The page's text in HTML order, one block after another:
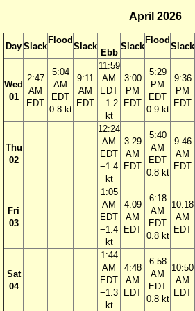
April 2026
Day Slack
Flood
Slack
Ebb
Slack
Flood
Slack
Wed
01
2:47
AM
EDT
5:04
AM
EDT
0.8 kt
9:11
AM
EDT
11:59
AM
EDT
−1.2
kt
3:00
PM
EDT
5:29
PM
EDT
0.9 kt
9:36
PM
EDT
Thu
02
12:24
AM
EDT
−1.4
kt
3:29
AM
EDT
5:40
AM
EDT
0.8 kt
9:46
AM
EDT
Fri
03
1:05
AM
EDT
−1.4
kt
4:09
AM
EDT
6:18
AM
EDT
0.8 kt
10:18
AM
EDT
Sat
04
1:44
AM
EDT
−1.3
kt
4:48
AM
EDT
6:58
AM
EDT
0.8 kt
10:50
AM
EDT